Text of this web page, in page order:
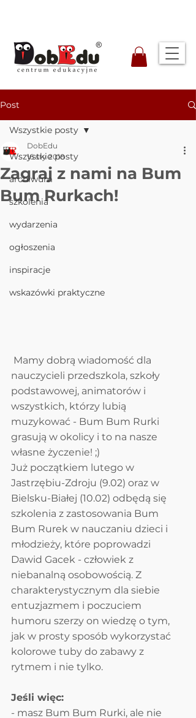
Post
Wszystkie posty
archiwum
szkolenia
wydarzenia
ogłoszenia
inspiracje
wskazówki praktyczne
Wszystkie posty
Zagraj z nami na Bum
Bum Rurkach!
DobEdu
16 sty 2018
nauczycieli przedszkola, szkoły
podstawowej, animatorów i
wszystkich, którzy lubią
muzykować - Bum Bum Rurki
grasują w okolicy i to na nasze
własne życzenie! ;)
Już początkiem lutego w
Jastrzębiu-Zdroju (9.02) oraz w
Bielsku-Białej (10.02) odbędą się
szkolenia z zastosowania Bum
Bum Rurek w nauczaniu dzieci i
młodzieży, które poprowadzi
Dawid Gacek - człowiek z
niebanalną osobowością. Z
charakterystycznym dla siebie
entuzjazmem i poczuciem
humoru szerzy on wiedzę o tym,
jak w prosty sposób wykorzystać
kolorowe tuby do zabawy z
rytmem i nie tylko.
Jeśli więc:
- masz Bum Bum Rurki, ale nie